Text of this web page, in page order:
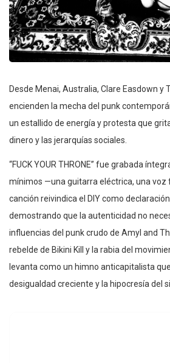
Desde Menai, Australia, Clare Easdown y
encienden la mecha del punk
un estallido de energía y protesta que
dinero y las jerarquías sociales.
“FUCK YOUR THRONE” fue grabada
mínimos —una guitarra eléctrica, una voz
canción reivindica el DIY como
demostrando que la autenticidad no
influencias del punk crudo de Amyl and
rebelde de Bikini Kill y la rabia del
levanta como un himno anticapitalista
desigualdad creciente y la hipocresía del